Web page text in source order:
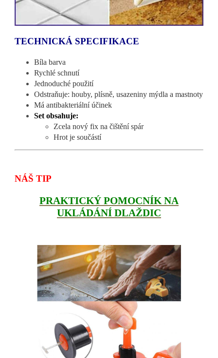
TECHNICKÁ SPECIFIKACE
Bíla barva
Rychlé schnutí
Jednoduché použití
Odstraňuje: houby, plísně, usazeniny mýdla a mastnoty
Má antibakteriální účinek
Set obsahuje:
Zcela nový fix na čištění spár
Hrot je součástí
NÁŠ TIP
PRAKTICKÝ POMOCNÍK NA
UKLÁDÁNÍ DLAŽDIC